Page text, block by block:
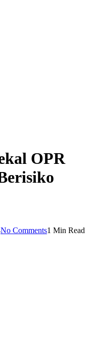
OPR
No Comments1 Min Read